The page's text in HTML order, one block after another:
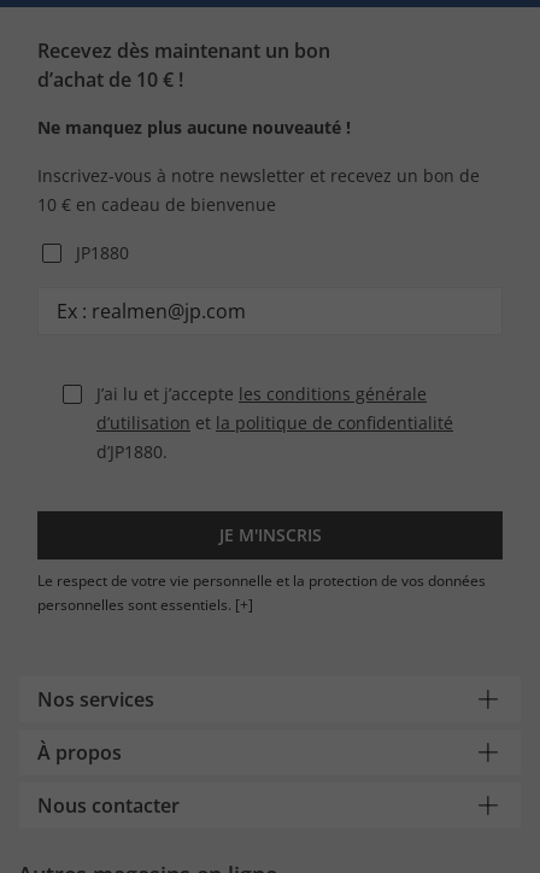
Recevez dès maintenant un bon
d’achat de 10 € !
Ne manquez plus aucune nouveauté !
Inscrivez-vous à notre newsletter et recevez un bon de
10 € en cadeau de bienvenue
JP1880
J’ai lu et j’accepte les conditions générale
d’utilisation et la politique de confidentialité
d’JP1880.
JE M'INSCRIS
Le respect de votre vie personnelle et la protection de vos données
personnelles sont essentiels. [+]
Nos services
À propos
Nous contacter